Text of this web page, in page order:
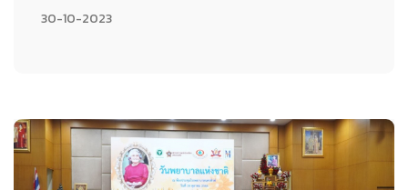
30-10-2023